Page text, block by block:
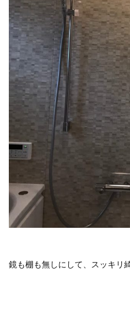
鏡も棚も無しにして、スッキリ